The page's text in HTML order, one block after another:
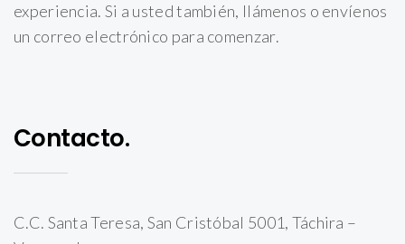
experiencia. Si a usted también, llámenos o envíenos
un correo electrónico para comenzar.
Contacto.
C.C. Santa Teresa, San Cristóbal 5001, Táchira –